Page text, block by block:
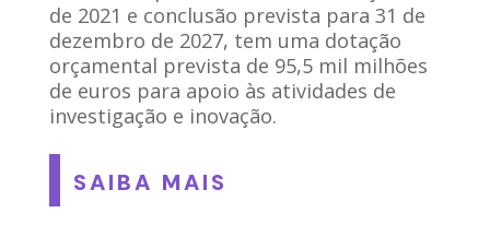
de 2021 e conclusão prevista para 31 de
dezembro de 2027, tem uma dotação
orçamental prevista de 95,5 mil milhões
de euros para apoio às atividades de
investigação e inovação.
SAIBA MAIS